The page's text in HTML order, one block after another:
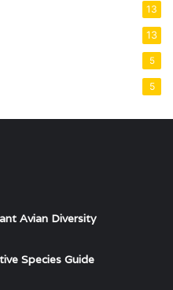
13
13
5
5
Avian Diversity
Species Guide